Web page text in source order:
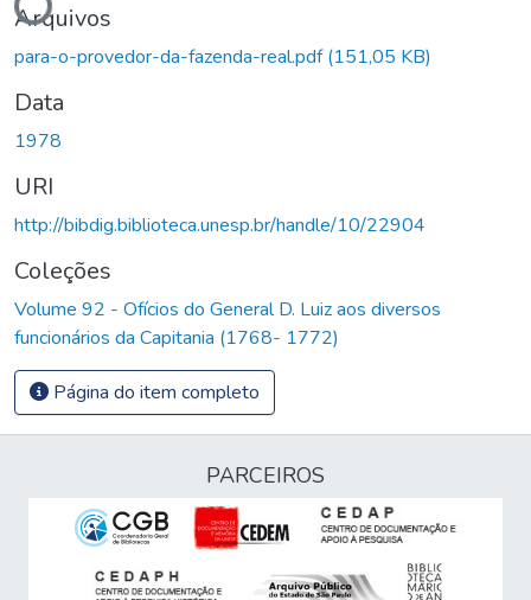
Arquivos
para-o-provedor-da-fazenda-real.pdf(151,05 KB)
Data
1978
URI
http://bibdig.biblioteca.unesp.br/handle/10/22904
Coleções
Volume 92 - Ofícios do General D. Luiz aos diversos
funcionários da Capitania (1768- 1772)
Página do item completo
PARCEIROS